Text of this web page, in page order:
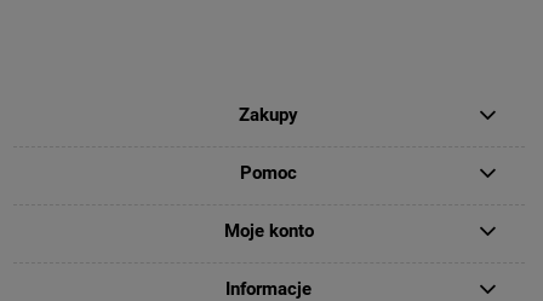
Zakupy
Pomoc
Moje konto
Informacje